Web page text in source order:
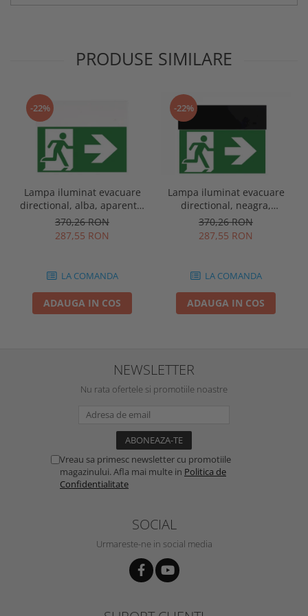
PRODUSE SIMILARE
-22%
Lampa iluminat evacuare
directional, alba, aparenta,
3 ore, 3W, mentinut, test
automat, IP20, Intelight
370,26 RON
287,55 RON
LA COMANDA
ADAUGA IN COS
-22%
Lampa iluminat evacuare
directional, neagra,
aparenta, 3 ore, 3W,
mentinut, test automat,
370,26 RON
287,55 RON
LA COMANDA
ADAUGA IN COS
NEWSLETTER
Nu rata ofertele si promotiile noastre
Vreau sa primesc newsletter cu promotiile
magazinului. Afla mai multe in Politica de
Confidentialitate
SOCIAL
Urmareste-ne in social media